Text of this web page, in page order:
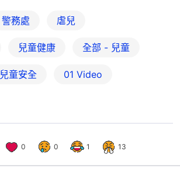
警務處 虐兒
兒童健康 全部 - 兒童
兒童安全 01 Video
0 0 1 13